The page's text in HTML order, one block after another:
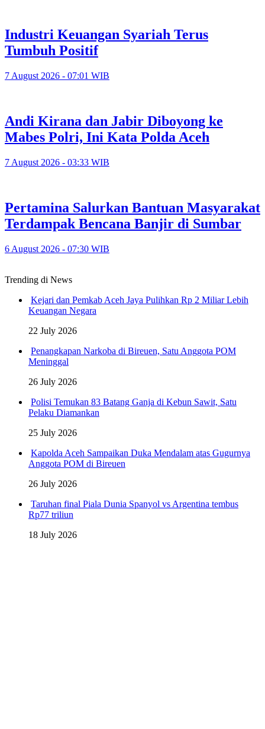
Industri Keuangan Syariah Terus
Tumbuh Positif
7 August 2026 - 07:01 WIB
Andi Kirana dan Jabir Diboyong ke
Mabes Polri, Ini Kata Polda Aceh
7 August 2026 - 03:33 WIB
Pertamina Salurkan Bantuan Masyarakat
Terdampak Bencana Banjir di Sumbar
6 August 2026 - 07:30 WIB
Trending di News
Kejari dan Pemkab Aceh Jaya Pulihkan Rp 2 Miliar Lebih
Keuangan Negara
22 July 2026
Penangkapan Narkoba di Bireuen, Satu Anggota POM
Meninggal
26 July 2026
Polisi Temukan 83 Batang Ganja di Kebun Sawit, Satu
Pelaku Diamankan
25 July 2026
Kapolda Aceh Sampaikan Duka Mendalam atas Gugurnya
Anggota POM di Bireuen
26 July 2026
Taruhan final Piala Dunia Spanyol vs Argentina tembus
Rp77 triliun
18 July 2026